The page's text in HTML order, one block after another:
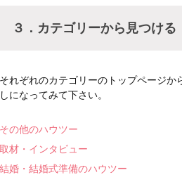
３．カテゴリーから見つける
それぞれのカテゴリーのトップページか
しになってみて下さい。
その他のハウツー
取材・インタビュー
結婚・結婚式準備のハウツー